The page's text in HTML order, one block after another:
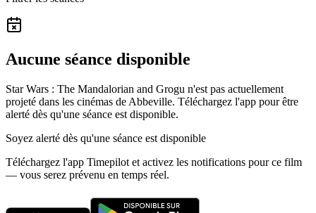
Aucune séance disponible
Star Wars : The Mandalorian and Grogu n'est pas actuellement
projeté dans les cinémas de Abbeville. Téléchargez l'app pour être
alerté dès qu'une séance est disponible.
Soyez alerté dès qu'une séance est disponible
Téléchargez l'app Timepilot et activez les notifications pour ce film
— vous serez prévenu en temps réel.